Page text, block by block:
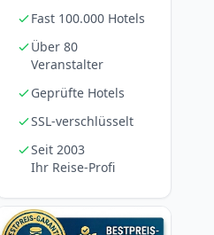
Fast 100.000 Hotels
Über 80
Veranstalter
Geprüfte Hotels
SSL-verschlüsselt
Seit 2003
Ihr Reise-Profi